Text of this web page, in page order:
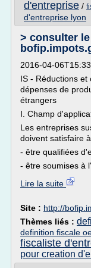
d'entreprise /
d'entreprise lyon
> consulter le
2016-04-
IS - Réductions
dépenses de
étrangers
I. Champ
Les entreprises
doivent satisfaire
- être qualifiées
- être soumises à
Lire la suite
Site : http://
Thèmes liés :
definition fiscale
fiscaliste
pour creation